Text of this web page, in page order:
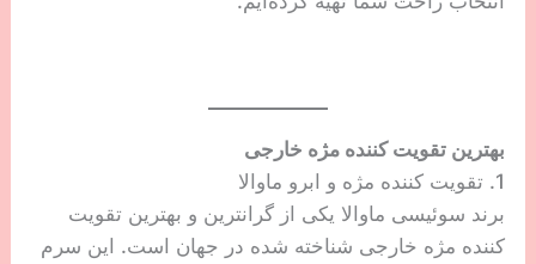
بهترین تقویت کننده مژه خارجی
1. تقویت کننده مژه و ابرو ماوالا
برند سوئیسی ماوالا یکی از گرانترین و بهترین تقویت
کننده مژه خارجی شناخته شده در جهان است. این سرم